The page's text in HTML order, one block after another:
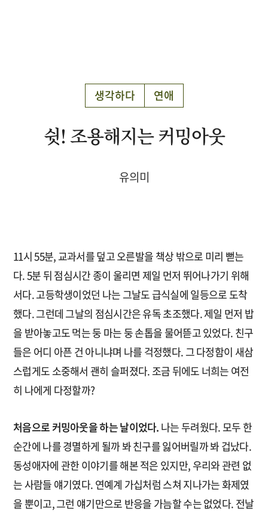
생각하다 연애
쉿! 조용해지는 커밍아웃
유의미
11시 55분, 교과서를 덮고 오른발을 책상 밖으로 미리 뻗는
다. 5분 뒤 점심시간 종이 울리면 제일 먼저 뛰어나가기 위해
서다. 고등학생이었던 나는 그날도 급식실에 일등으로 도착
했다. 그런데 그날의 점심시간은 유독 초조했다. 제일 먼저 밥
을 받아놓고도 먹는 둥 마는 둥 손톱을 물어뜯고 있었다. 친구
들은 어디 아픈 건 아니냐며 나를 걱정했다. 그 다정함이 새삼
스럽게도 소중해서 괜히 슬퍼졌다. 조금 뒤에도 너희는 여전
히 나에게 다정할까?
처음으로 커밍아웃을 하는 날이었다. 나는 두려웠다. 모두 한
순간에 나를 경멸하게 될까 봐 친구를 잃어버릴까 봐 겁났다.
동성애자에 관한 이야기를 해본 적은 있지만, 우리와 관련 없
는 사람들 얘기였다. 연예계 가십처럼 스쳐 지나가는 화제였
을 뿐이고, 그런 얘기만으로 반응을 가늠할 수는 없었다. 전날